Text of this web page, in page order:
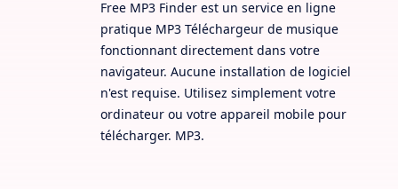
Free MP3 Finder est un service en ligne
pratique MP3 Téléchargeur de musique
fonctionnant directement dans votre
navigateur. Aucune installation de logiciel
n'est requise. Utilisez simplement votre
ordinateur ou votre appareil mobile pour
télécharger. MP3.